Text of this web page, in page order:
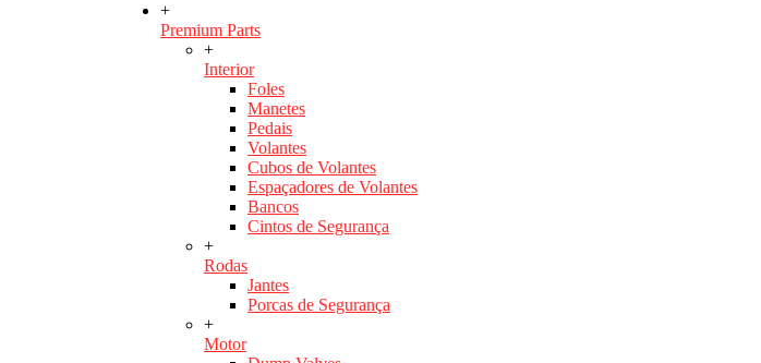
+
Premium Parts
+
Interior
Foles
Manetes
Pedais
Volantes
Cubos de Volantes
Espaçadores de Volantes
Bancos
Cintos de Segurança
+
Rodas
Jantes
Porcas de Segurança
+
Motor